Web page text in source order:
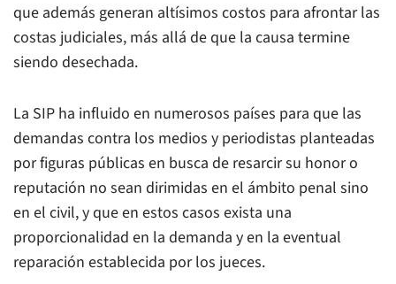
que además generan altísimos costos para afrontar las
costas judiciales, más allá de que la causa termine
siendo desechada.
La SIP ha influido en numerosos países para que las
demandas contra los medios y periodistas planteadas
por figuras públicas en busca de resarcir su honor o
reputación no sean dirimidas en el ámbito penal sino
en el civil, y que en estos casos exista una
proporcionalidad en la demanda y en la eventual
reparación establecida por los jueces.